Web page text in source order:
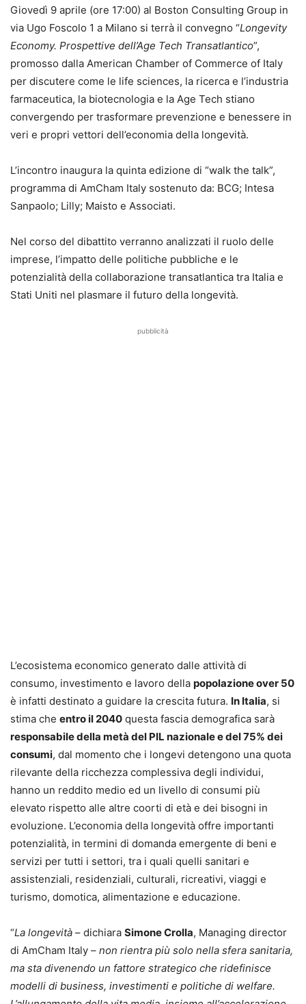
Giovedì 9 aprile (ore 17:00) al Boston Consulting Group in
via Ugo Foscolo 1 a Milano si terrà il convegno “Longevity
Economy. Prospettive dell’Age Tech Transatlantico”,
promosso dalla American Chamber of Commerce of Italy
per discutere come le life sciences, la ricerca e l’industria
farmaceutica, la biotecnologia e la Age Tech stiano
convergendo per trasformare prevenzione e benessere in
veri e propri vettori dell’economia della longevità.
L’incontro inaugura la quinta edizione di “walk the talk”,
programma di AmCham Italy sostenuto da: BCG; Intesa
Sanpaolo; Lilly; Maisto e Associati.
Nel corso del dibattito verranno analizzati il ruolo delle
imprese, l’impatto delle politiche pubbliche e le
potenzialità della collaborazione transatlantica tra Italia e
Stati Uniti nel plasmare il futuro della longevità.
pubblicità
L’ecosistema economico generato dalle attività di
consumo, investimento e lavoro della popolazione over 50
è infatti destinato a guidare la crescita futura. In Italia, si
stima che entro il 2040 questa fascia demografica sarà
responsabile della metà del PIL nazionale e del 75% dei
consumi, dal momento che i longevi detengono una quota
rilevante della ricchezza complessiva degli individui,
hanno un reddito medio ed un livello di consumi più
elevato rispetto alle altre coorti di età e dei bisogni in
evoluzione. L’economia della longevità offre importanti
potenzialità, in termini di domanda emergente di beni e
servizi per tutti i settori, tra i quali quelli sanitari e
assistenziali, residenziali, culturali, ricreativi, viaggi e
turismo, domotica, alimentazione e educazione.
“La longevità – dichiara Simone Crolla, Managing director
di AmCham Italy – non rientra più solo nella sfera sanitaria,
ma sta divenendo un fattore strategico che ridefinisce
modelli di business, investimenti e politiche di welfare.